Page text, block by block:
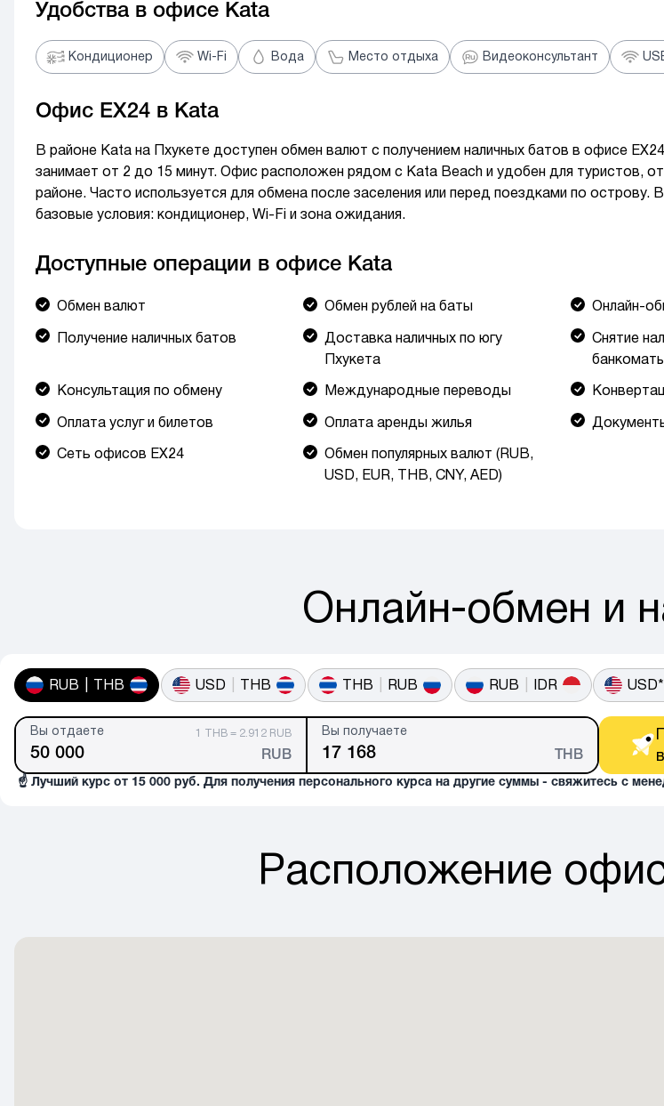
Удобства в офисе Kata
Кондиционер Wi-Fi Вода Место отдыха Видеоконсультант
Офис EX24 в Kata
В районе Kata на Пхукете доступен обмен валют с получением наличных батов в офисе
занимает от 2 до 15 минут. Офис расположен рядом с Kata Beach и удобен для туристов,
районе. Часто используется для обмена после заселения или перед поездками по острову.
базовые условия: кондиционер, Wi-Fi и зона ожидания.
Доступные операции в офисе Kata
Обмен валют Обмен рублей на баты Онлайн-
Получение наличных батов
Доставка наличных по югу
Пхукета
Снятие
Консультация по обмену Международные переводы
Оплата услуг и билетов Оплата аренды жилья
Сеть офисов EX24
Обмен популярных валют (RUB,
USD, EUR, THB, CNY, AED)
Онлайн-обмен и
RUB THB USD THB THB RUB RUB IDR USD*
Вы отдаете 1 THB = 2.912 RUB
RUB
Вы получаете
THB
☝️ Лучший курс от 15 000 руб. Для получения персонального курса на другие суммы - свяжитесь с
Расположение